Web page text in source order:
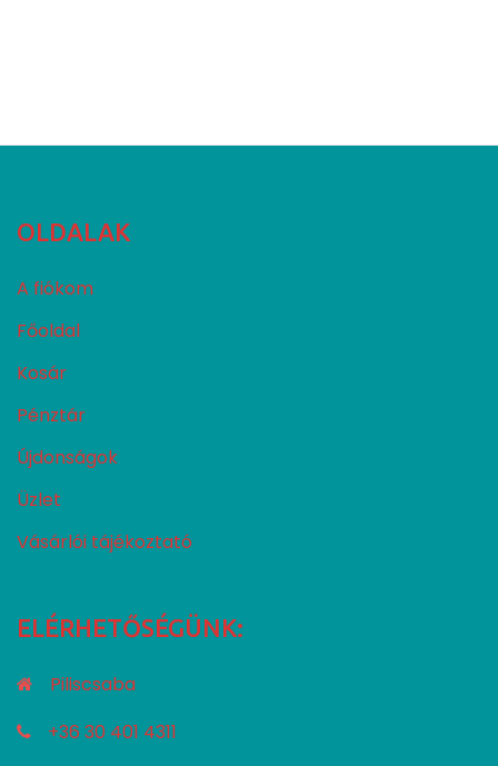
OLDALAK
A fiókom
Főoldal
Kosár
Pénztár
Újdonságok
Üzlet
Vásárlói tájékoztató
ELÉRHETŐSÉGÜNK:
Piliscsaba
+36 30 401 4311